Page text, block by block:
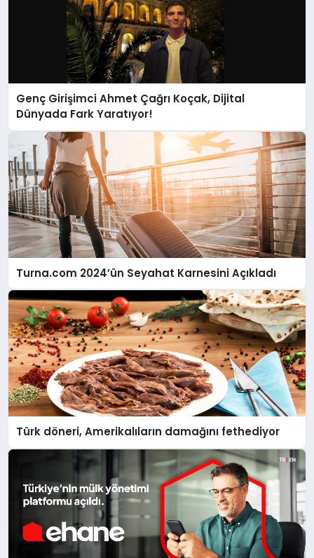
Genç Girişimci Ahmet Çağrı Koçak, Dijital
Dünyada Fark Yaratıyor!
Turna.com 2024’ün Seyahat Karnesini Açıkladı
Türk döneri, Amerikalıların damağını fethediyor